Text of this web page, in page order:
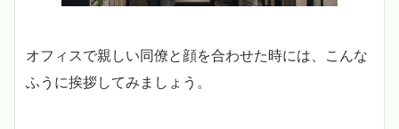
オフィスで親しい同僚と顔を合わせた時には、こんな
ふうに挨拶してみましょう。